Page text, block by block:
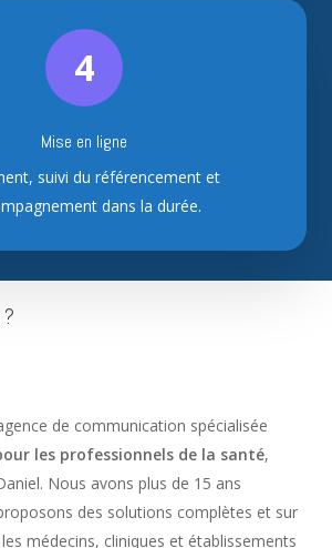
4
Mise en ligne
suivi du référencement et
dans la durée.
de communication spécialisée
les professionnels de la santé,
Nous avons plus de 15 ans
des solutions complètes et sur
médecins, cliniques et établissements